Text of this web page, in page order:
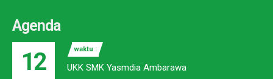
Agenda
12 waktu :
UKK SMK Yasmdia Ambarawa